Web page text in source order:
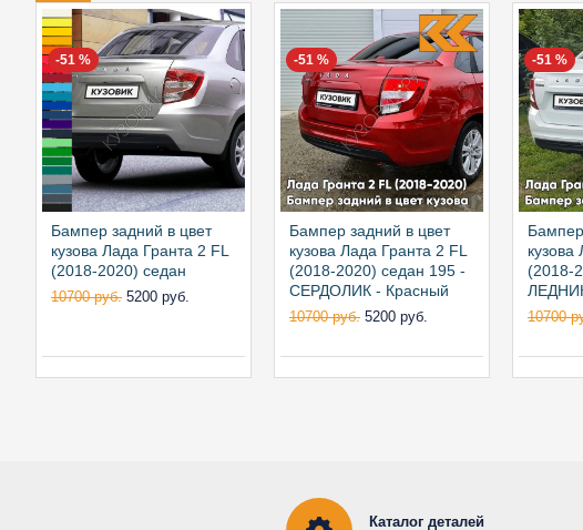
-51 %
Бампер задний в цвет
кузова Лада Гранта 2 FL
(2018-2020) седан
10700 руб. 5200 руб.
-51 %
Бампер задний в цвет
кузова Лада Гранта 2 FL
(2018-2020) седан 195 -
СЕРДОЛИК - Красный
10700 руб. 5200 руб.
-51 %
кузова
(2018-
10700
Каталог деталей